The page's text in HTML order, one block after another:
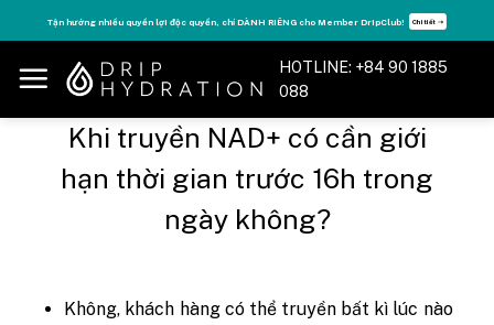
to
content
Tận hưởng nhiều quyền lợi độc quyền, chỉ DÀNH RIÊNG cho Member DripClub! Chi tiết ➝
HOTLINE: +84 90 1885
088
Khi truyền NAD+ có cần giới
hạn thời gian trước 16h trong
ngày không?
Không, khách hàng có thể truyền bất kì lúc nào